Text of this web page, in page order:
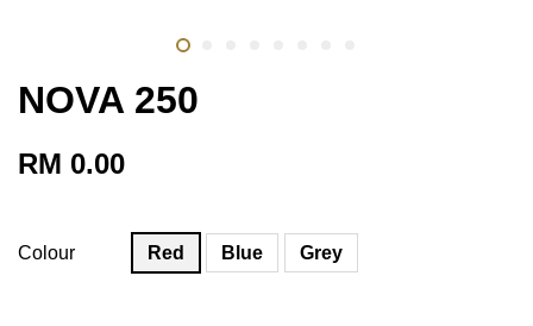
NOVA 250
RM 0.00
Colour Red Blue Grey